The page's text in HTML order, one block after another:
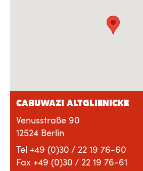
CABUWAZI ALTGLIENICKE
Venusstraße 90
12524 Berlin
Tel +49 (0)30 / 22 19 76-60
Fax +49 (0)30 / 22 19 76-61